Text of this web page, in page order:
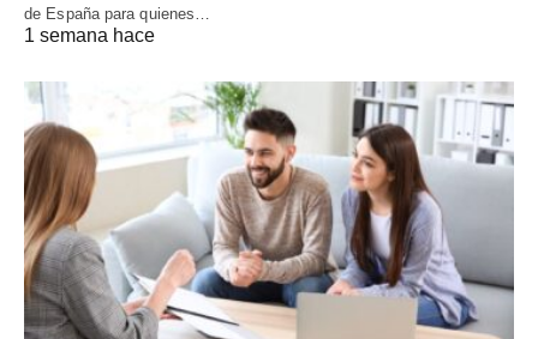
de España para quienes…
1 semana hace